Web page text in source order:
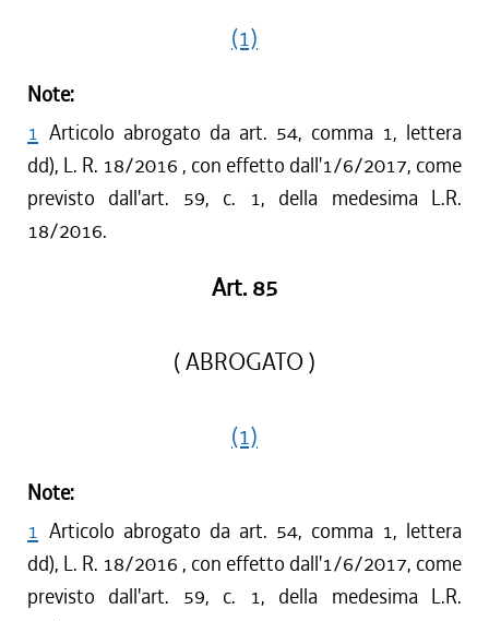
(1)
Note:
1 Articolo abrogato da art. 54, comma 1, lettera
dd), L. R. 18/2016 , con effetto dall'1/6/2017, come
previsto dall'art. 59, c. 1, della medesima L.R.
18/2016.
Art. 85
( ABROGATO )
(1)
Note:
1 Articolo abrogato da art. 54, comma 1, lettera
dd), L. R. 18/2016 , con effetto dall'1/6/2017, come
previsto dall'art. 59, c. 1, della medesima L.R.